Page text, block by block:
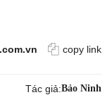
copy link
Tác giả:Bảo Ninh